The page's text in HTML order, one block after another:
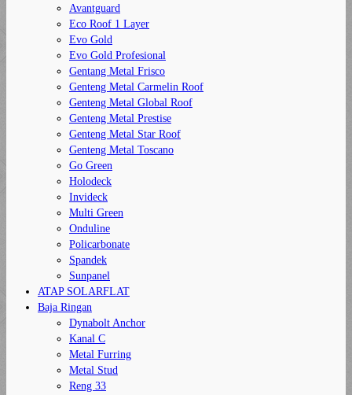
Avantguard
Eco Roof 1 Layer
Evo Gold
Evo Gold Profesional
Gentang Metal Frisco
Genteng Metal Carmelin Roof
Genteng Metal Global Roof
Genteng Metal Prestise
Genteng Metal Star Roof
Genteng Metal Toscano
Go Green
Holodeck
Invideck
Multi Green
Onduline
Policarbonate
Spandek
Sunpanel
ATAP SOLARFLAT
Baja Ringan
Dynabolt Anchor
Kanal C
Metal Furring
Metal Stud
Reng 33